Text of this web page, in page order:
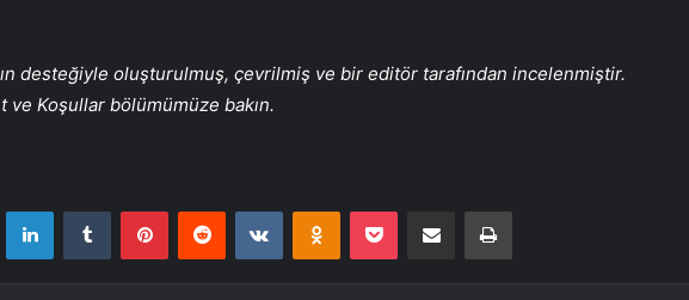
desteğiyle oluşturulmuş, çevrilmiş ve bir editör tarafından incelenmiştir.
ve Koşullar bölümümüze bakın.
LinkedInTumblr PinterestReddit VKontakteOdnoklassniki
Pocket E-Posta ile paylaş Yazdır